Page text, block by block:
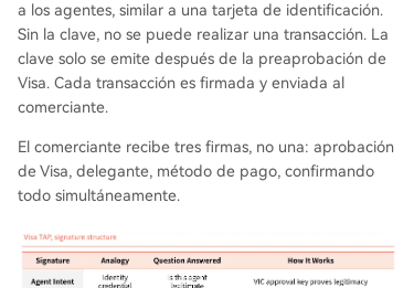
a los agentes, similar a una tarjeta de identificación.
Sin la clave, no se puede realizar una transacción. La
clave solo se emite después de la preaprobación de
Visa. Cada transacción es firmada y enviada al
comerciante.
El comerciante recibe tres firmas, no una: aprobación
de Visa, delegante, método de pago, confirmando
todo simultáneamente.